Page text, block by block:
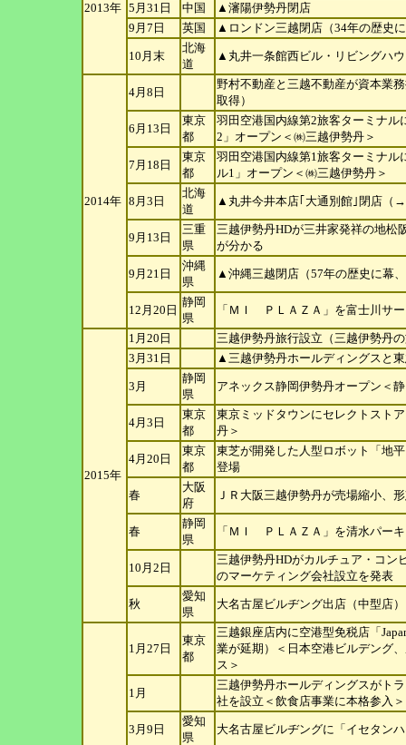
2013年 5月31日 中国
▲瀋陽伊勢丹閉店
9月7日
英国 ▲ロンドン三越閉店（34年の歴史
10月末
北海
道
▲丸井一条館西ビル・リビングハ
2014年
4月8日
野村不動産と三越不動産が資本業
取得）
6月13日
東京
都
羽田空港国内線第2旅客ターミナル
2」オープン＜㈱三越伊勢丹＞
7月18日
東京
都
羽田空港国内線第1旅客ターミナル
ル1」 オープン＜㈱三越伊勢丹＞
8月3日
北海
道
▲丸井今井本店｢大通別館｣閉店（
9月13日
三重
県
三越伊勢丹HDが三井家発祥の地松
が分かる
9月21日
沖縄
県
▲沖縄三越閉店（57年の歴史に幕
12月20日
静岡
県
「ＭＩ ＰＬＡＺＡ」を富士川サ
2015年
1月20日
三越伊勢丹旅行設立（三越伊勢丹
3月31日
▲三越伊勢丹ホールディングスと
3月
静岡
県
アネックス静岡伊勢丹オープン＜
4月3日
東京
都
東京ミッドタウンにセレクトスト
丹＞
4月20日
東京
都
東芝が開発した人型ロボット「地
登場
春
大阪
府
ＪＲ大阪三越伊勢丹が売場縮小、
春
静岡
県
「ＭＩ ＰＬＡＺＡ」を清水パー
10月2日
三越伊勢丹HDがカルチュア・コン
のマーケティング会社設立を発表
秋
愛知
県
大名古屋ビルヂング出店（中型店）
1月27日
東京
都
三越銀座店内に空港型免税店「
業が延期）＜日本空港ビルデング
ス＞
1月
三越伊勢丹ホールディングスがト
社を設立 ＜飲食店事業に本格参入＞
3月9日
愛知
県
大名古屋ビルヂングに「イセタン